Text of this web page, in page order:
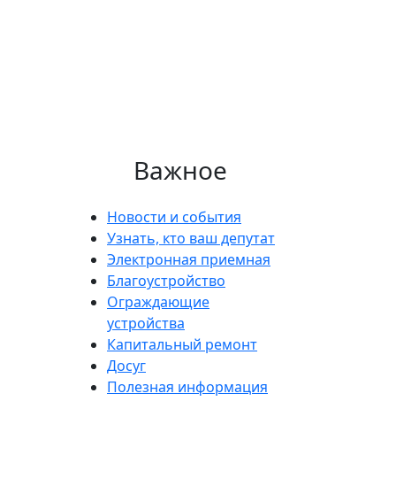
Важное
Новости и события
Узнать, кто ваш депутат
Электронная приемная
Благоустройство
Ограждающие
устройства
Капитальный ремонт
Досуг
Полезная информация